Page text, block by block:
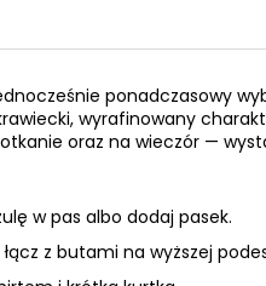
ponadczasowy
wyrafinowany
oraz na wieczór —
w pas albo dodaj pasek.
z butami na wyższej